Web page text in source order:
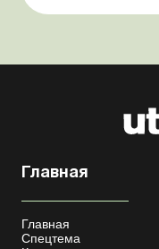
Координационный
Главная
Главная
Спецтема